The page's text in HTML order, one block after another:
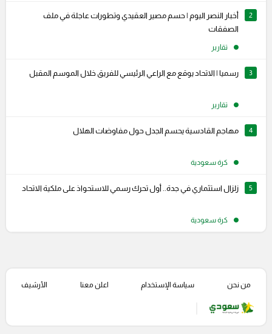
2
أخبار النصر اليوم | حسم مصير العقيدي وتطورات عاجلة في ملف
الصفقات
تقارير
3 رسميا | الاتحاد يوقع مع الراعي الرئيسي للفريق خلال الموسم المقبل
تقارير
4 مهاجم القادسية يحسم الجدل حول مفاوضات الهلال
كرة سعودية
5 زلزال استثماري في جدة.. أول تحرك رسمي للاستحواذ على ملكية الاتحاد
كرة سعودية
من نحن سياسة الإستخدام اعلن معنا الأرشيف